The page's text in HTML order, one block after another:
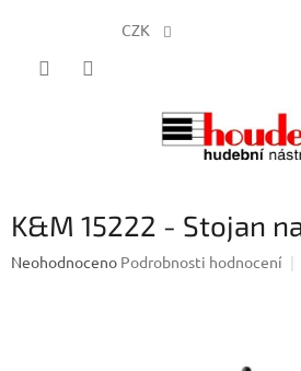
CZK
K&M 15222 - Stojan
Průměrné
Neohodnoceno Podrobnosti hodnocení